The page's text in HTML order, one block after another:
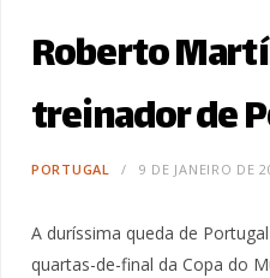
Roberto
treinador de
PORTUGAL 9 DE JANEIRO DE
A duríssima queda de
quartas-de-final da Copa do